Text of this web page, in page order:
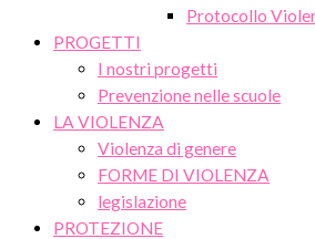
Protocollo
PROGETTI
I nostri progetti
Prevenzione nelle scuole
LA VIOLENZA
Violenza di genere
FORME DI VIOLENZA
legislazione
PROTEZIONE